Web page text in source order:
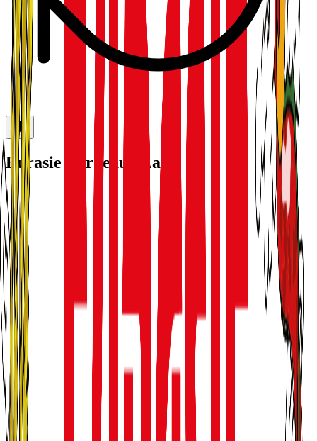
Eurasie Bordeaux Lac